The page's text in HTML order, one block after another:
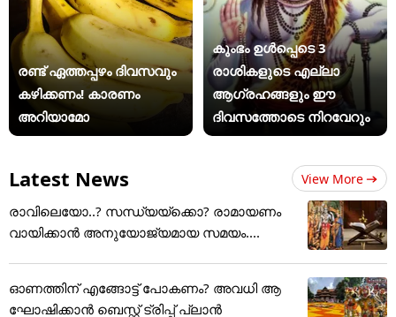
രണ്ട് ഏത്തപ്പഴം ദിവസവും
കഴിക്കണം! കാരണം
അറിയാമോ
കുംഭം ഉൾപ്പെടെ 3
രാശികളുടെ എല്ലാ
ആഗ്രഹങ്ങളും ഈ
ദിവസത്തോടെ നിറവേറും
Latest News View More
രാവിലെയോ..? സന്ധ്യയ്ക്കൊ? രാമായണം
വായിക്കാൻ അനുയോജ്യമായ സമയം....
ഓണത്തിന് എങ്ങോട്ട് പോകണം? അവധി ആ
ഘോഷിക്കാൻ ബെസ്റ്റ് ട്രിപ്പ് പ്ലാൻ